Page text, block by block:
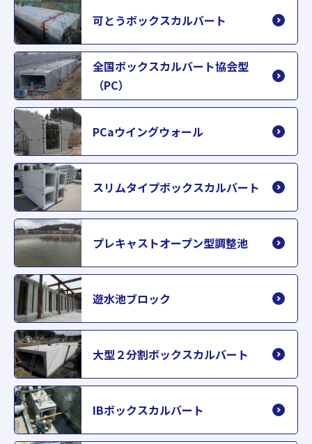
可とうボックスカルバート
全国ボックスカルバート協会型
（PC）
PCaウイングウォール
スリムタイプボックスカルバート
プレキャストオープン型調整池
遊水池ブロック
大型２分割ボックスカルバート
IBボックスカルバート